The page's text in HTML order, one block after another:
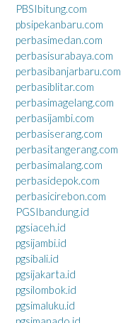
PBSIbitung.com
pbsipekanbaru.com
perbasimedan.com
perbasisurabaya.com
perbasibanjarbaru.com
perbasiblitar.com
perbasimagelang.com
perbasijambi.com
perbasiserang.com
perbasitangerang.com
perbasimalang.com
perbasidepok.com
perbasicirebon.com
PGSIbandung.id
pgsiaceh.id
pgsijambi.id
pgsibali.id
pgsijakarta.id
pgsilombok.id
pgsimaluku.id